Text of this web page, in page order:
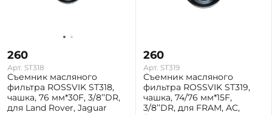
260
Арт. ST318
Съемник масляного
фильтра ROSSVIK ST318,
чашка, 76 мм*30F, 3/8’’DR,
для Land Rover, Jaguar
260
Арт. ST319
Съемник масляного
фильтра ROSSVIK ST319,
чашка, 74/76 мм*15F,
3/8’’DR, для FRAM, AC,